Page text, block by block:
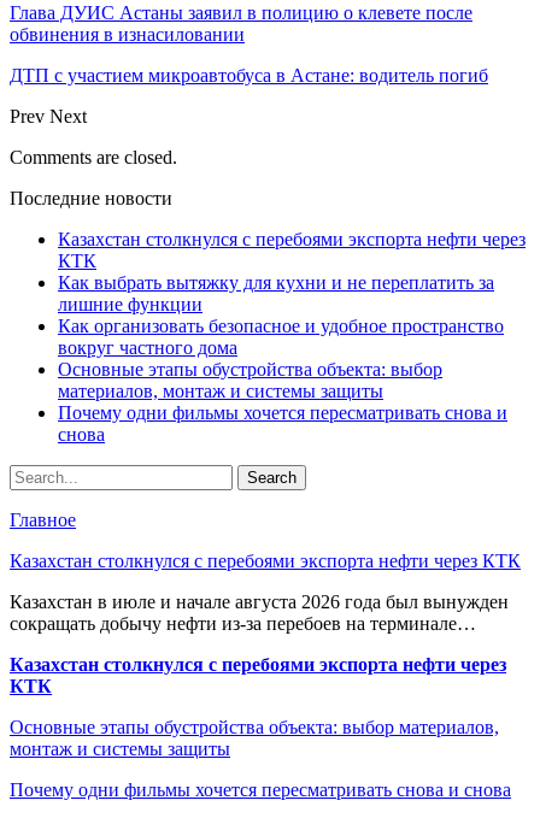
Глава ДУИС Астаны заявил в полицию о клевете после
обвинения в изнасиловании
ДТП с участием микроавтобуса в Астане: водитель погиб
Prev Next
Comments are closed.
Последние новости
Казахстан столкнулся с перебоями экспорта нефти через
КТК
Как выбрать вытяжку для кухни и не переплатить за
лишние функции
Как организовать безопасное и удобное пространство
вокруг частного дома
Основные этапы обустройства объекта: выбор
материалов, монтаж и системы защиты
Почему одни фильмы хочется пересматривать снова и
снова
Главное
Казахстан столкнулся с перебоями экспорта нефти через КТК
Казахстан в июле и начале августа 2026 года был вынужден
сокращать добычу нефти из-за перебоев на терминале…
Казахстан столкнулся с перебоями экспорта нефти через
КТК
Основные этапы обустройства объекта: выбор материалов,
монтаж и системы защиты
Почему одни фильмы хочется пересматривать снова и снова